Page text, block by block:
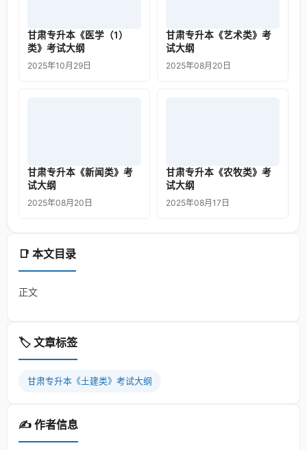
📑 本文目录
正文
🏷️ 文章标签
甘肃专升本《土建类》考试大纲
✍️ 作者信息
甘肃专升本《医学（1）
类》考试大纲
2025年10月29日
甘肃专升本《艺术类》考
试大纲
2025年08月20日
甘肃专升本《新闻类》考
试大纲
2025年08月20日
甘肃专升本《农牧类》考
试大纲
2025年08月17日